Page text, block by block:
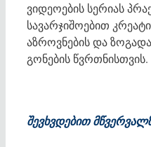
ვიდეოების სერიას
სავარჯიშოებით
აზროვნების და
გონების წვრთნისთვის.
შევხვდებით